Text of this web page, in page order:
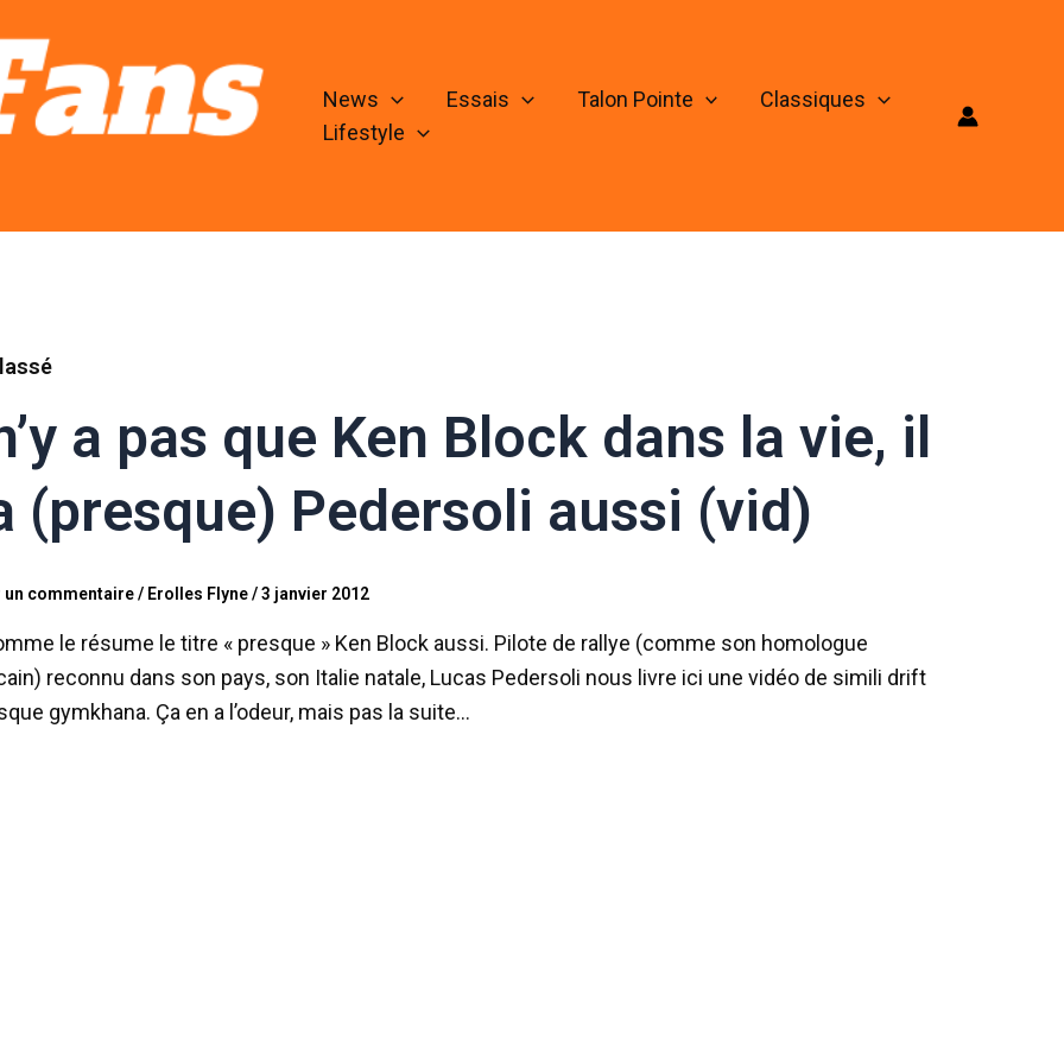
News Essais Talon Pointe
Classiques
Lifestyle
a pas que Ken Block dans la vie, il
(presque) Pedersoli aussi (vid)
un commentaire/ Erolles Flyne/3 janvier 2012
le résume le titre « presque » Ken Block aussi. Pilote de rallye (comme son homologue
reconnu dans son pays, son Italie natale, Lucas Pedersoli nous livre ici une vidéo de simili drift
gymkhana. Ça en a l’odeur, mais pas la suite…